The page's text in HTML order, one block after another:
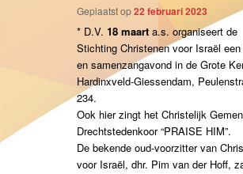
Geplaatst op22 februari 2023
* D.V. 18 maarta.s. organiseert de
Stichting Christenen voor Israël een
en samenzangavond in de Grote
Hardinxveld-Giessendam,
234.
Ook hier zingt het Christelijk
Drechtstedenkoor “PRAISE HIM”.
De bekende oud-voorzitter van
voor Israël, dhr. Pim van der Hoff,